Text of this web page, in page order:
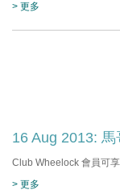
> 更多
16 Aug 2013:
Club Wheelock 會員可
> 更多